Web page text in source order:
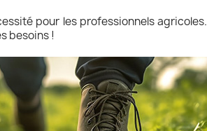
pour les professionnels
besoins !